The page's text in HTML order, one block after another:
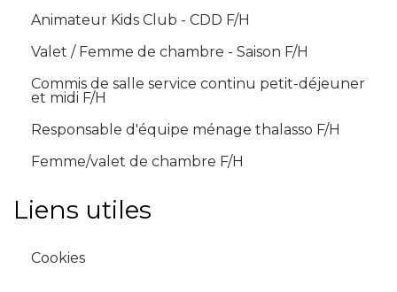
Animateur Kids Club - CDD F/H
Valet / Femme de chambre - Saison F/H
Commis de salle service continu petit-déjeuner
et midi F/H
Responsable d'équipe ménage thalasso F/H
Femme/valet de chambre F/H
Liens utiles
Cookies